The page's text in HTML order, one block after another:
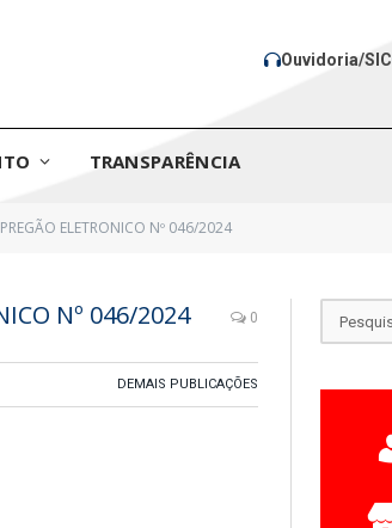
Ouvidoria/SIC
TRANSPARÊNCIA
ELETRONICO Nº 046/2024
Nº 046/2024 0
DEMAIS PUBLICAÇÕES